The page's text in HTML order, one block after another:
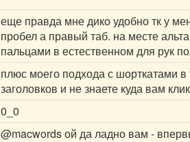
еще правда мне дико удобно тк у
пробел а правый таб. на месте
пальцами в естественном для рук
плюс моего подхода с шорткатами
заголовков и не знаете куда вам
0_0
@macwordsой да ладно вам -